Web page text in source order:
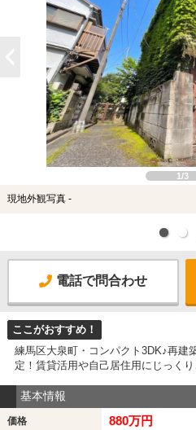
物件閲覧履歴
物件を探す
条件から探す
学区から探す
町名から探す
マップで探す
住宅ローン控除シミュレータ
新築戸建て
中古戸建て
マンション
1/3
現地外観写真 -
電話で問合わせ
ここがおすすめ！
練馬区大泉町・コンパクト3DK♪再建
定！賃貸活用や自己居住用にじっくり
基本情報
価格 880万円